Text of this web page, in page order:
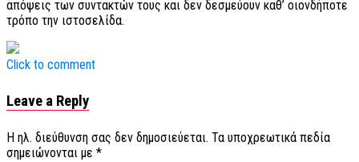
απόψεις των συντακτών τους και δεν δεσμεύουν καθ’ οιονδήποτε
τρόπο την ιστοσελίδα.
Click to comment
Leave a Reply
Η ηλ. διεύθυνση σας δεν δημοσιεύεται. Τα υποχρεωτικά πεδία
σημειώνονται με *